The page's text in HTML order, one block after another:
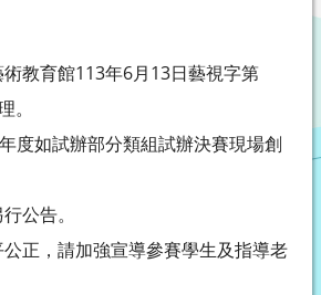
教育館113年6月13日藝視字第
。
度如試辦部分類組試辦決賽現場創
公告。
正，請加強宣導參賽學生及指導老